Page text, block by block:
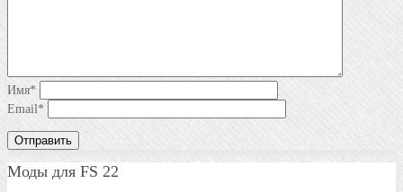
Имя*
Email*
Моды для FS 22